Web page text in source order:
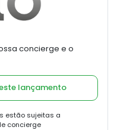
concierge e o
lançamento
estão sujeitas a
concierge